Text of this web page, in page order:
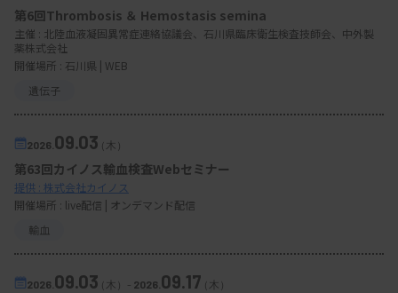
第6回Thrombosis ＆ Hemostasis semina
主催 : 北陸血液凝固異常症連絡協議会、石川県臨床衛生検査技師会、中外製
薬株式会社
開催場所 : 石川県 | WEB
遺伝子
2026. 09.03（木）
第63回カイノス輸血検査Webセミナー
提供 : 株式会社カイノス
開催場所 : live配信 | オンデマンド配信
輸血
2026. 09.03（木） - 2026. 09.17（木）